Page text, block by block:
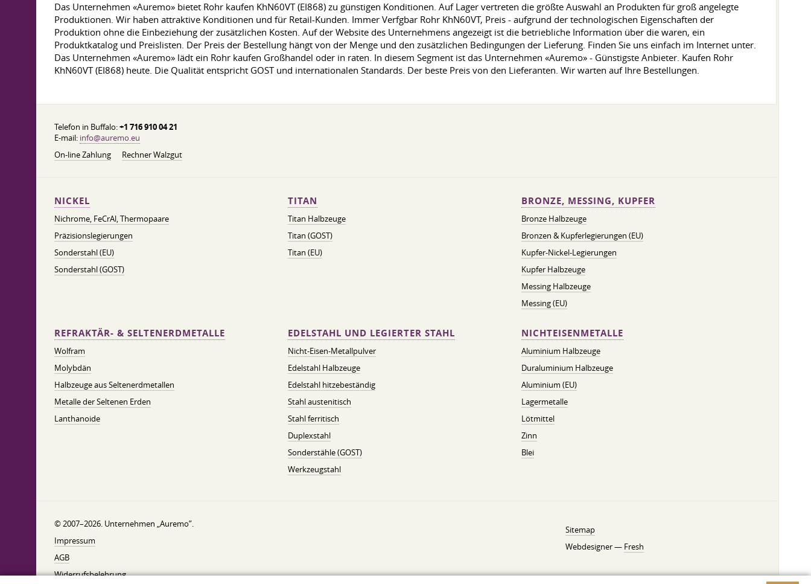
Das Unternehmen «Auremo» bietet Rohr kaufen KhN60VT (EI868) zu günstigen Konditionen. Auf Lager vertreten die größte Auswahl an Produkten für groß angelegte
Produktionen. Wir haben attraktive Konditionen und für Retail-Kunden. Immer Verfgbar Rohr KhN60VT, Preis - aufgrund der technologischen Eigenschaften der
Produktion ohne die Einbeziehung der zusätzlichen Kosten. Auf der Website des Unternehmens angezeigt ist die betriebliche Information über die waren, ein
Produktkatalog und Preislisten. Der Preis der Bestellung hängt von der Menge und den zusätzlichen Bedingungen der Lieferung. Finden Sie uns einfach im Internet unter.
Das Unternehmen «Auremo» lädt ein Rohr kaufen Großhandel oder in raten. In diesem Segment ist das Unternehmen «Auremo» - Günstigste Anbieter. Kaufen Rohr
KhN60VT (EI868) heute. Die Qualität entspricht GOST und internationalen Standards. Der beste Preis von den Lieferanten. Wir warten auf Ihre Bestellungen.
Telefon in Buffalo:+1 716 910 04 21
E-mail: info@auremo.eu
On-line Zahlung
Rechner Walzgut
NICKEL
Nichrome, FeСrAl, ​​Thermopaare
Präzisionslegierungen
Sonderstahl (EU)
Sonderstahl (GOST)
TITAN
Titan Halbzeuge
Titan (GOST)
Titan (EU)
BRONZE, MESSING, KUPFER
Bronze Halbzeuge
Bronzen & Kupferlegierungen (EU)
Kupfer-Nickel-Legierungen
Kupfer Halbzeuge
Messing Halbzeuge
Messing (EU)
REFRAKTÄR- & SELTENERDMETALLE
Wolfram
Molybdän
Halbzeuge aus Seltenerdmetallen
Metalle der Seltenen Erden
Lanthanoide
EDELSTAHL UND LEGIERTER STAHL
Nicht-Eisen-Metallpulver
Edelstahl Halbzeuge
Edelstahl hitzebeständig
Stahl austenitisch
Stahl ferritisch
Duplexstahl
Sonderstähle (GOST)
Werkzeugstahl
NICHTEISENMETALLE
Aluminium Halbzeuge
Duraluminium Halbzeuge
Aluminium (EU)
Lagermetalle
Lötmittel
Zinn
Blei
© 2007–2026. Unternehmen „Auremo”.
Impressum
AGB
Widerrufsbelehrung
Sitemap
Webdesigner — Fresh